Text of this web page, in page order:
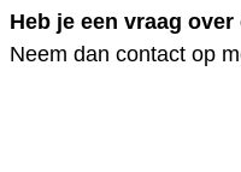
Heb je een vraag
Neem dan contact op